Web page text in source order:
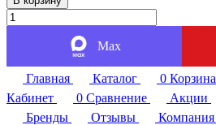
Max
Главная Каталог 0 Корзина
Кабинет
0 Сравнение Акции
Бренды
Отзывы Компания